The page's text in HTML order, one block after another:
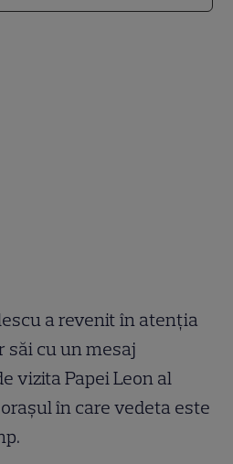
a revenit în atenția
săi cu un mesaj
vizita Papei Leon al
în care vedeta este